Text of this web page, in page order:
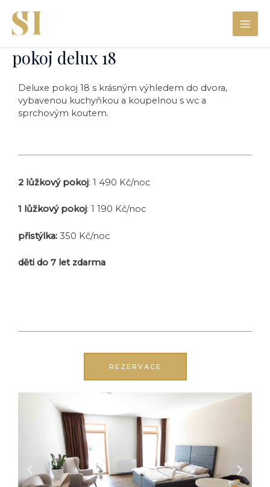
obsah
pokoj delux 18
Deluxe pokoj 18 s krásným výhledem do dvora,
vybavenou kuchyňkou a koupelnou s wc a
sprchovým koutem.
2 lůžkový pokoj: 1 490 Kč/noc
1 lůžkový pokoj: 1 190 Kč/noc
přistýlka: 350 Kč/noc
děti do 7 let zdarma
REZERVACE